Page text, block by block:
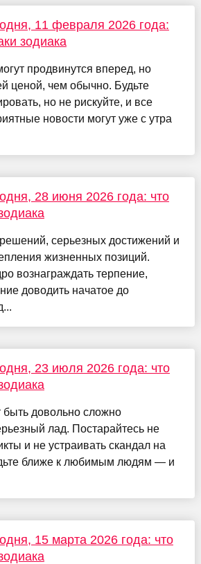
11 февраля 2026 года:
зодиака
продвинутся вперед, но
ценой, чем обычно. Будьте
но не рискуйте, и все
новости могут уже с утра
28 июня 2026 года: что
серьезных достижений и
жизненных позиций.
вознаграждать терпение,
доводить начатое до
23 июля 2026 года: что
быть довольно сложно
лад. Постарайтесь не
и не устраивать скандал на
ближе к любимым людям — и
15 марта 2026 года: что